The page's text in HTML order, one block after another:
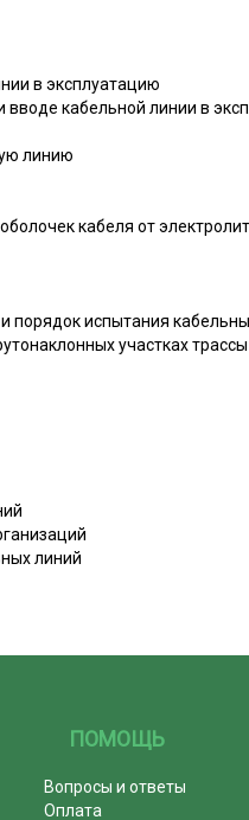
в эксплуатацию
кабельной линии в
линию
кабеля от
порядок испытания
участках трассы
линий
ПОМОЩЬ
Вопросы и ответы
Оплата